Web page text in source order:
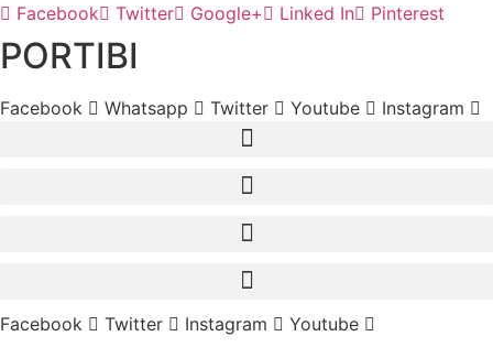
Facebook Twitter Google+ Linked In Pinterest
PORTIBI
Facebook Whatsapp Twitter Youtube Instagram
Facebook Twitter Instagram Youtube